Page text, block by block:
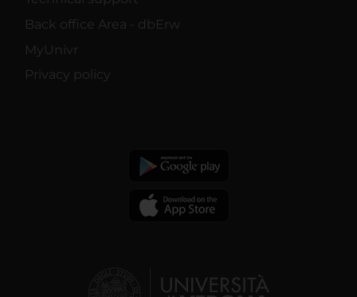
Back office Area - dbErw
MyUnivr
Privacy policy